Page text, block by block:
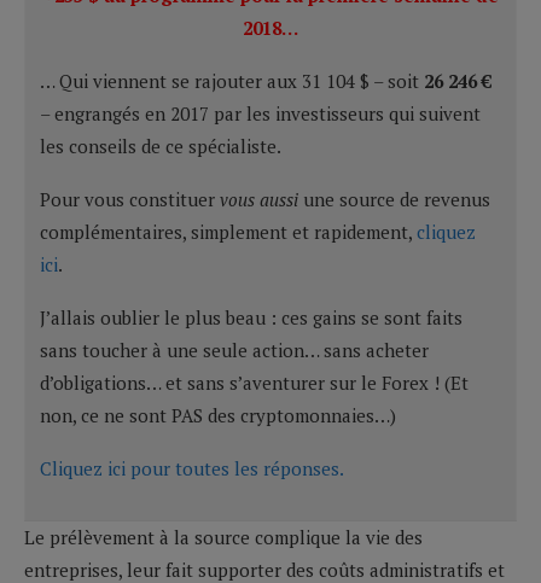
2018…
… Qui viennent se rajouter aux 31 104 $ – soit 26 246 €
– engrangés en 2017 par les investisseurs qui suivent
les conseils de ce spécialiste.
Pour vous constituer vous aussi une source de revenus
complémentaires, simplement et rapidement, cliquez
ici.
J’allais oublier le plus beau : ces gains se sont faits
sans toucher à une seule action… sans acheter
d’obligations… et sans s’aventurer sur le Forex ! (Et
non, ce ne sont PAS des cryptomonnaies…)
Cliquez ici pour toutes les réponses.
Le prélèvement à la source complique la vie des
entreprises, leur fait supporter des coûts administratifs et